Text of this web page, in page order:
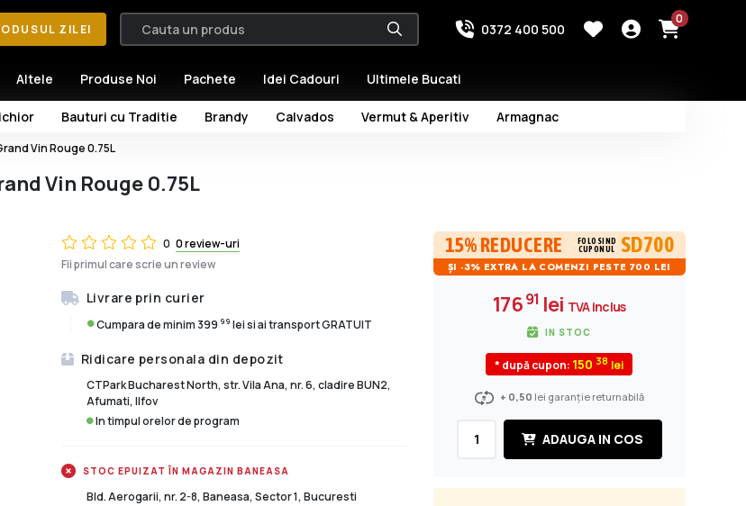
ZILEI 0372 400 500
0
Bauturi cu Traditie Brandy Calvados Vermut & Aperitiv Armagnac
Altele Produse Noi Pachete Idei Cadouri Ultimele Bucati
Vin Rouge 0.75L
Vin Rouge 0.75L
0 0 review-uri
Fii primul care scrie un review
Livrare prin curier
Cumpara de minim 399 99 lei si ai transport GRATUIT
Ridicare personala din depozit
CTPark Bucharest North, str. Vila Ana, nr. 6, cladire BUN2,
Afumati, Ilfov
In timpul orelor de program
STOC EPUIZAT ÎN MAGAZIN BANEASA
Bld. Aerogarii, nr. 2-8, Baneasa, Sector 1, Bucuresti
15% REDUCERE
FOLOSIND
CUPONUL
SD700
ȘI -3% EXTRA LA COMENZI PESTE 700 LEI
17691 lei TVA inclus
IN STOC
* după cupon: 150 38
+ 0,50 lei garanție returnabilă
ADAUGA IN COS